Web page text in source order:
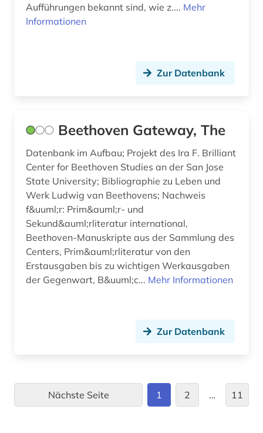
moderne (1)
mozart (familie : 17.-19. jh.) (1)
mozart, wolfgang amadeus | komponist;
pianist (1)
musical (2)
musik (35)
musik <motiv> (1)
musikalie (1)
musikalien (8)
musikbibliographie (1)
musikbibliothek (1)
musikbranche (1)
Aufführungen bekannt sind, wie z.... Mehr
Informationen
Zur Datenbank
Beethoven Gateway, The
Datenbank im Aufbau; Projekt des Ira F. Brilliant
Center for Beethoven Studies an der San Jose
State University; Bibliographie zu Leben und
Werk Ludwig van Beethovens; Nachweis
f&uuml;r: Prim&auml;r- und
Sekund&auml;rliteratur international,
Beethoven-Manuskripte aus der Sammlung des
Centers, Prim&auml;rliteratur von den
Erstausgaben bis zu wichtigen Werkausgaben
der Gegenwart, B&uuml;c... Mehr Informationen
Zur Datenbank
Nächste Seite 1 2 … 11